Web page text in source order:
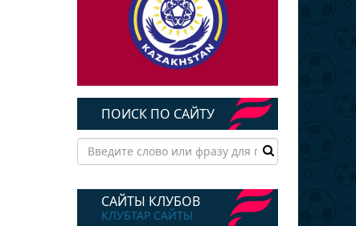
ПОИСК ПО САЙТУ
САЙТЫ КЛУБОВ
КЛУБТАР САЙТЫ